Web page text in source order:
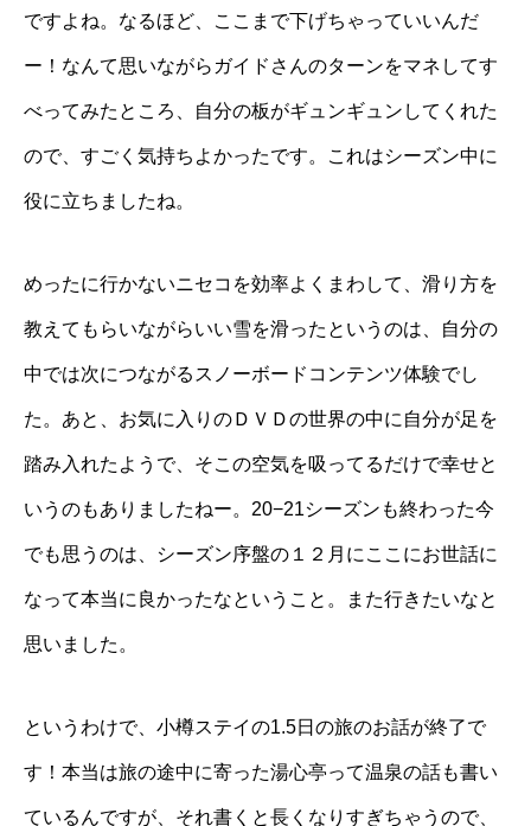
ですよね。なるほど、ここまで下げちゃっていいんだ
ー！なんて思いながらガイドさんのターンをマネしてす
べってみたところ、自分の板がギュンギュンしてくれた
ので、すごく気持ちよかったです。これはシーズン中に
役に立ちましたね。
めったに行かないニセコを効率よくまわして、滑り方を
教えてもらいながらいい雪を滑ったというのは、自分の
中では次につながるスノーボードコンテンツ体験でし
た。あと、お気に入りのＤＶＤの世界の中に自分が足を
踏み入れたようで、そこの空気を吸ってるだけで幸せと
いうのもありましたねー。20−21シーズンも終わった今
でも思うのは、シーズン序盤の１２月にここにお世話に
なって本当に良かったなということ。また行きたいなと
思いました。
というわけで、小樽ステイの1.5日の旅のお話が終了で
す！本当は旅の途中に寄った湯心亭って温泉の話も書い
ているんですが、それ書くと長くなりすぎちゃうので、